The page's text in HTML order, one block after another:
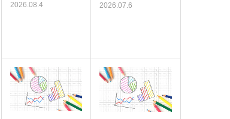
2026.08.4 2026.07.6